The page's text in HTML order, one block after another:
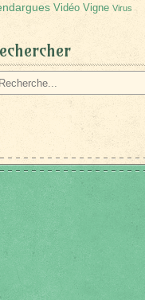
Vidéo Vigne Virus